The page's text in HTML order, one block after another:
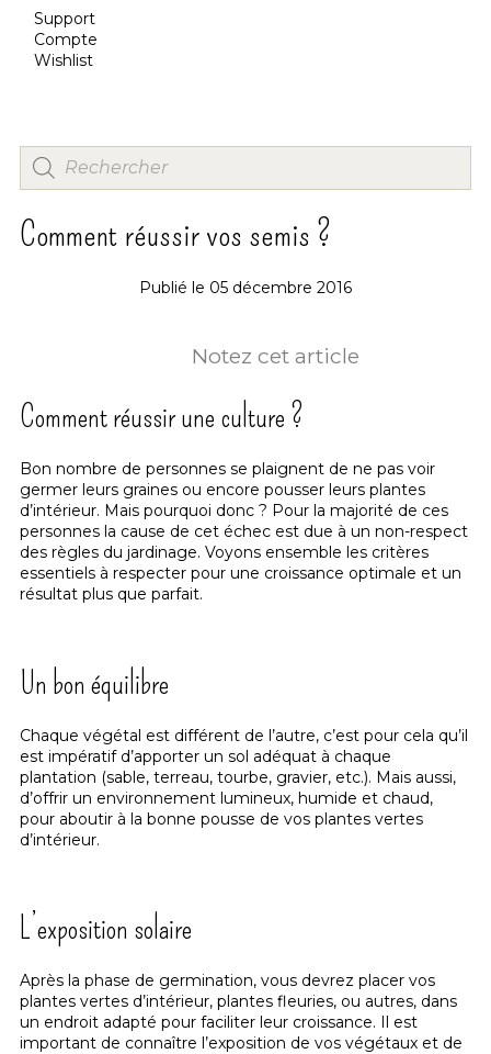
Support
Compte
Wishlist
Comment réussir vos semis ?
Publié le 05 décembre 2016
Notez cet article
Comment réussir une culture ?
Bon nombre de personnes se plaignent de ne pas voir
germer leurs graines ou encore pousser leurs plantes
d’intérieur. Mais pourquoi donc ? Pour la majorité de ces
personnes la cause de cet échec est due à un non-respect
des règles du jardinage. Voyons ensemble les critères
essentiels à respecter pour une croissance optimale et un
résultat plus que parfait.
Un bon équilibre
Chaque végétal est différent de l’autre, c’est pour cela qu’il
est impératif d’apporter un sol adéquat à chaque
plantation (sable, terreau, tourbe, gravier, etc.). Mais aussi,
d’offrir un environnement lumineux, humide et chaud,
pour aboutir à la bonne pousse de vos plantes vertes
d’intérieur.
L’exposition solaire
Après la phase de germination, vous devrez placer vos
plantes vertes d’intérieur, plantes fleuries, ou autres, dans
un endroit adapté pour faciliter leur croissance. Il est
important de connaître l’exposition de vos végétaux et de